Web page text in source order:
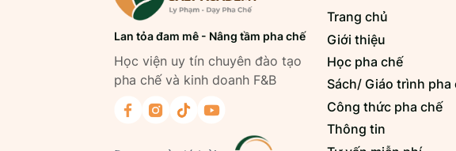
Lan tỏa đam mê - Nâng tầm pha chế
Học viện uy tín chuyên đào tạo
pha chế và kinh doanh F&B
Trang chủ
Giới thiệu
Học pha chế
Sách/ Giáo trình pha
Công thức pha chế
Thông tin